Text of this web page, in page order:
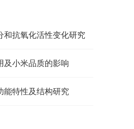
和抗氧化活性变化研究
及小米品质的影响
能特性及结构研究